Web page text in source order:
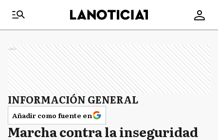
Ads
INFORMACIÓN GENERAL
Añadir como fuente en
Marcha contra la inseguridad